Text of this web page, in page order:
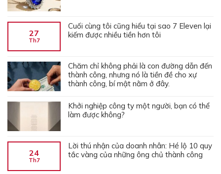
27
Th7
Cuối cùng tôi cũng hiểu tại sao 7 Eleven lại
kiếm được nhiều tiền hơn tôi
Chăm chỉ không phải là con đường dẫn đến
thành công, nhưng nó là tiền đề cho xự
thành công, bí mật nằm ở đây.
Khởi nghiệp công ty một người, bạn có thể
làm được không?
24
Th7
Lời thú nhận của doanh nhân: Hé lộ 10 quy
tắc vàng của những ông chủ thành công